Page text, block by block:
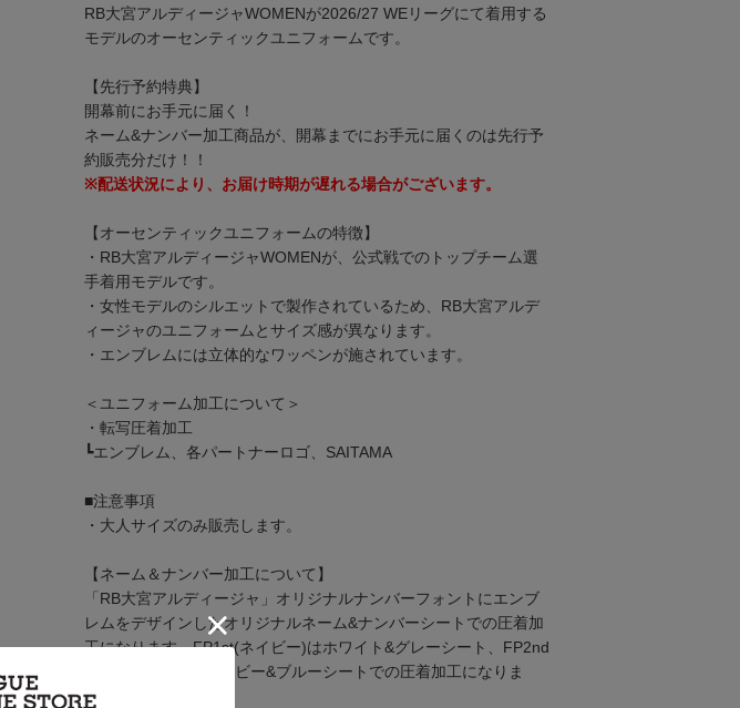
RB大宮アルディージャWOMENが2026/27 WEリーグにて着用する
モデルのオーセンティックユニフォームです。
【先行予約特典】
開幕前にお手元に届く！
ネーム&ナンバー加工商品が、開幕までにお手元に届くのは先行予
約販売分だけ！！
※配送状況により、お届け時期が遅れる場合がございます。
【オーセンティックユニフォームの特徴】
・RB大宮アルディージャWOMENが、公式戦でのトップチーム選
手着用モデルです。
・女性モデルのシルエットで製作されているため、RB大宮アルデ
ィージャのユニフォームとサイズ感が異なります。
・エンブレムには立体的なワッペンが施されています。
＜ユニフォーム加工について＞
・転写圧着加工
┗エンブレム、各パートナーロゴ、SAITAMA
■注意事項
・大人サイズのみ販売します。
【ネーム＆ナンバー加工について】
「RB大宮アルディージャ」オリジナルナンバーフォントにエンブ
レムをデザインしたオリジナルネーム&ナンバーシートでの圧着加
工になります。FP1st(ネイビー)はホワイト&グレーシート、FP2nd
(ライトグレー)はネイビー&ブルーシートでの圧着加工になりま
す。